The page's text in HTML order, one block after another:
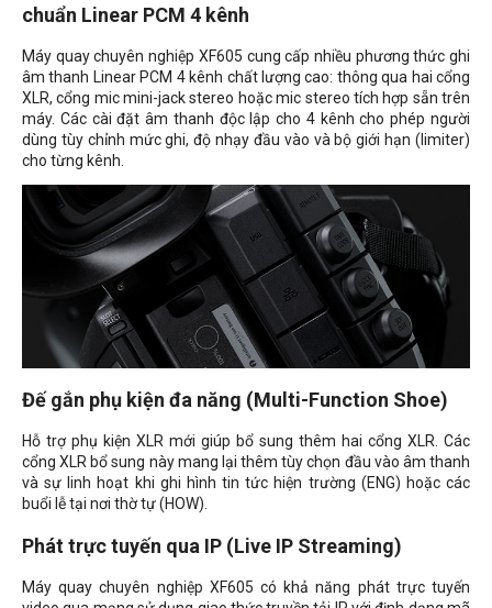
chuẩn Linear PCM 4 kênh
Máy quay chuyên nghiệp XF605 cung cấp nhiều phương thức ghi
âm thanh Linear PCM 4 kênh chất lượng cao: thông qua hai cổng
XLR, cổng mic mini-jack stereo hoặc mic stereo tích hợp sẵn trên
máy. Các cài đặt âm thanh độc lập cho 4 kênh cho phép người
dùng tùy chỉnh mức ghi, độ nhạy đầu vào và bộ giới hạn (limiter)
cho từng kênh.
Đế gắn phụ kiện đa năng (Multi-Function Shoe)
Hỗ trợ phụ kiện XLR mới giúp bổ sung thêm hai cổng XLR. Các
cổng XLR bổ sung này mang lại thêm tùy chọn đầu vào âm thanh
và sự linh hoạt khi ghi hình tin tức hiện trường (ENG) hoặc các
buổi lễ tại nơi thờ tự (HOW).
Phát trực tuyến qua IP (Live IP Streaming)
Máy quay chuyên nghiệp XF605 có khả năng phát trực tuyến